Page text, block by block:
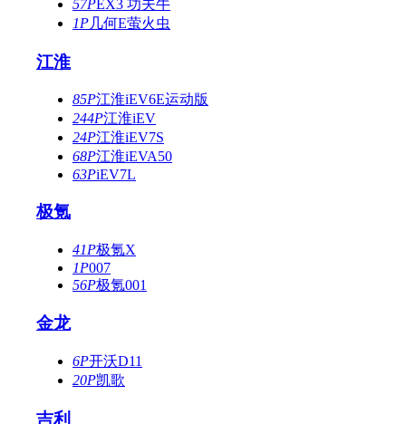
57PEX3 功夫牛
1P几何E萤火虫
江淮
85P江淮iEV6E运动版
244P江淮iEV
24P江淮iEV7S
68P江淮iEVA50
63PiEV7L
极氪
41P极氪X
1P007
56P极氪001
金龙
6P开沃D11
20P凯歌
吉利